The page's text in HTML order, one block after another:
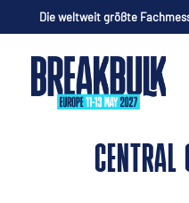
Die weltweit größte